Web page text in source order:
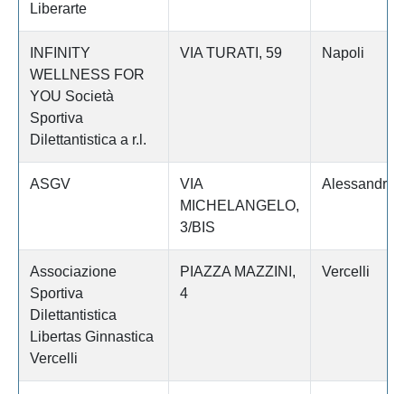
Liberarte
INFINITY
WELLNESS FOR
YOU Società
Sportiva
Dilettantistica a r.l.
VIA TURATI, 59 Napoli
ASGV
VIA
MICHELANGELO,
3/BIS
Alessandria
Associazione
Sportiva
Dilettantistica
Libertas Ginnastica
Vercelli
PIAZZA MAZZINI,
4
Vercelli